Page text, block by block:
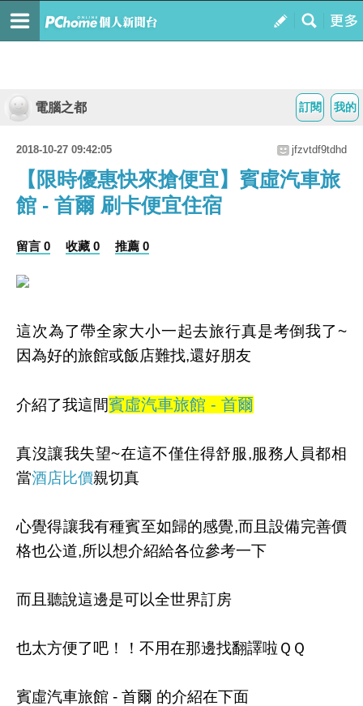
我的
訂閱
電腦之都
2018-10-27 09:42:05 jfzvtdf9tdhd
【限時優惠快來搶便宜】賓虛汽車旅
館 - 首爾 刷卡便宜住宿
留言 0 收藏 0 推薦 0
這次為了帶全家大小一起去旅行真是考倒我了~
因為好的旅館或飯店難找,還好朋友
介紹了我這間賓虛汽車旅館 - 首爾
真沒讓我失望~在這不僅住得舒服,服務人員都相
當酒店比價親切真
心覺得讓我有種賓至如歸的感覺,而且設備完善價
格也公道,所以想介紹給各位參考一下
而且聽說這邊是可以全世界訂房
也太方便了吧！！不用在那邊找翻譯啦ＱＱ
賓虛汽車旅館 - 首爾 的介紹在下面